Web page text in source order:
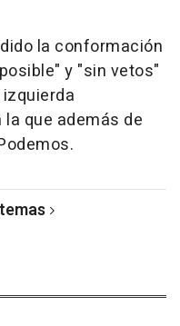
la conformación
y "sin vetos"
que además de